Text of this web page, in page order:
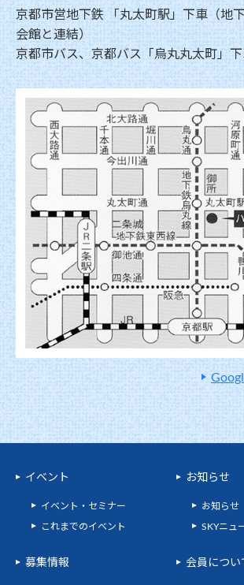
京都市営地下鉄 「丸太町駅」下車（地
会館と連結）
京都市バス、京都バス「烏丸丸太町」下
イベント
イベント・セミナー
これまでのイベント
募集情報
お知らせ
お知らせ
SKYニュ
会員につい